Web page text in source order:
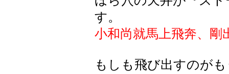
す。
小和尚就馬上飛奔、剛
もしも飛び出すのが